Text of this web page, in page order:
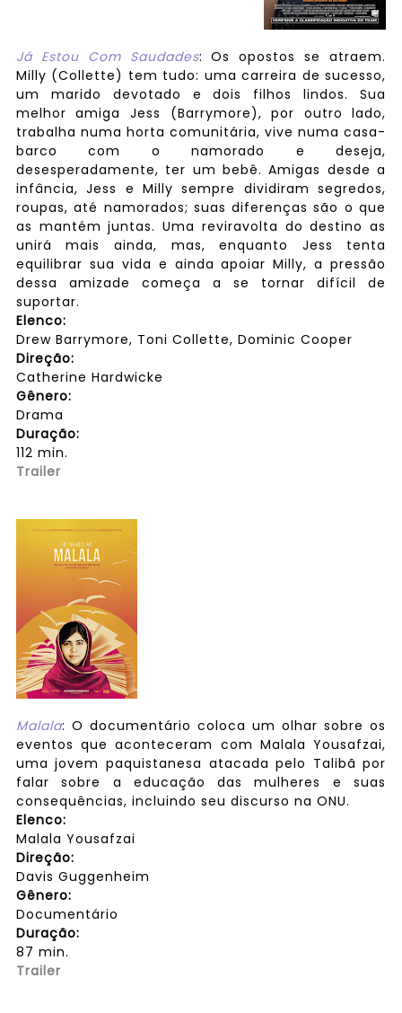
Já Estou Com Saudades: Os opostos se atraem.
Milly (Collette) tem tudo: uma carreira de sucesso,
um marido devotado e dois filhos lindos. Sua
melhor amiga Jess (Barrymore), por outro lado,
trabalha numa horta comunitária, vive numa casa-
barco com o namorado e deseja,
desesperadamente, ter um bebê. Amigas desde a
infância, Jess e Milly sempre dividiram segredos,
roupas, até namorados; suas diferenças são o que
as mantém juntas. Uma reviravolta do destino as
unirá mais ainda, mas, enquanto Jess tenta
equilibrar sua vida e ainda apoiar Milly, a pressão
dessa amizade começa a se tornar difícil de
suportar.
Elenco:
Drew Barrymore, Toni Collette, Dominic Cooper
Direção:
Catherine Hardwicke
Gênero:
Drama
Duração:
112 min.
Trailer
Malala: O documentário coloca um olhar sobre os
eventos que aconteceram com Malala Yousafzai,
uma jovem paquistanesa atacada pelo Talibã por
falar sobre a educação das mulheres e suas
consequências, incluindo seu discurso na ONU.
Elenco:
Malala Yousafzai
Direção:
Davis Guggenheim
Gênero:
Documentário
Duração:
87 min.
Trailer